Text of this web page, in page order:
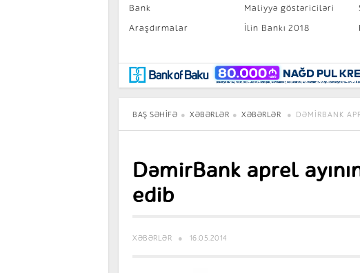
Bank
Araşdırmalar
Maraqlı
BancoTV
Müsahibə
Maliyyə göstəriciləri
İlin Bankı 2018
BAŞ SƏHIFƏ XƏBƏRLƏR XƏBƏRLƏR DƏMIRBANK
DəmirBank aprel
edib
XƏBƏRLƏR 16.05.2014